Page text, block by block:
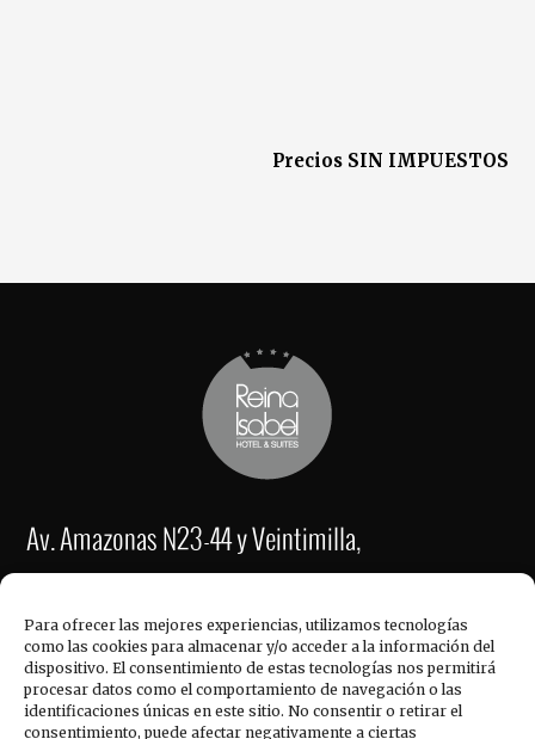
Para ofrecer las mejores experiencias, utilizamos tecnologías
como las cookies para almacenar y/o acceder a la información del
dispositivo. El consentimiento de estas tecnologías nos permitirá
procesar datos como el comportamiento de navegación o las
identificaciones únicas en este sitio. No consentir o retirar el
consentimiento, puede afectar negativamente a ciertas
Precios SIN IMPUESTOS
Av. Amazonas N23-44 y Veintimilla,
Quito – Ecuador
Reservaciones: (593-2) 254 4454 / 254 5156
Fax: (593-2) 2221-337